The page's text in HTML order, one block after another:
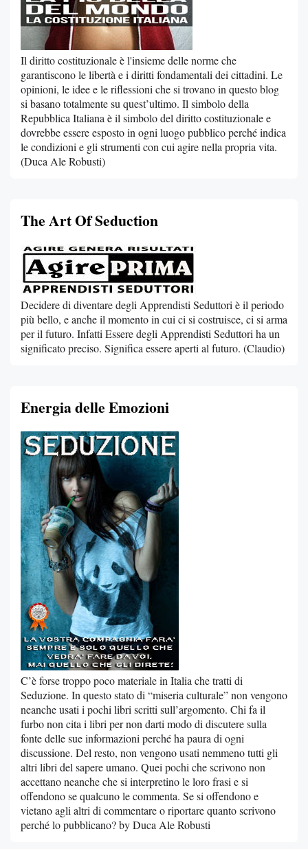
Il diritto costituzionale è l'insieme delle norme che
garantiscono le libertà e i diritti fondamentali dei cittadini. Le
opinioni, le idee e le riflessioni che si trovano in questo blog
si basano totalmente su quest’ultimo. Il simbolo della
Repubblica Italiana è il simbolo del diritto costituzionale e
dovrebbe essere esposto in ogni luogo pubblico perché indica
le condizioni e gli strumenti con cui agire nella propria vita.
(Duca Ale Robusti)
The Art Of Seduction
Decidere di diventare degli Apprendisti Seduttori è il periodo
più bello, e anche il momento in cui ci si costruisce, ci si arma
per il futuro. Infatti Essere degli Apprendisti Seduttori ha un
significato preciso. Significa essere aperti al futuro. (Claudio)
Energia delle Emozioni
C’è forse troppo poco materiale in Italia che tratti di
Seduzione. In questo stato di “miseria culturale” non vengono
neanche usati i pochi libri scritti sull’argomento. Chi fa il
furbo non cita i libri per non darti modo di discutere sulla
fonte delle sue informazioni perché ha paura di ogni
discussione. Del resto, non vengono usati nemmeno tutti gli
altri libri del sapere umano. Quei pochi che scrivono non
accettano neanche che si interpretino le loro frasi e si
offendono se qualcuno le commenta. Se si offendono e
vietano agli altri di commentare o riportare quanto scrivono
perché lo pubblicano? by Duca Ale Robusti